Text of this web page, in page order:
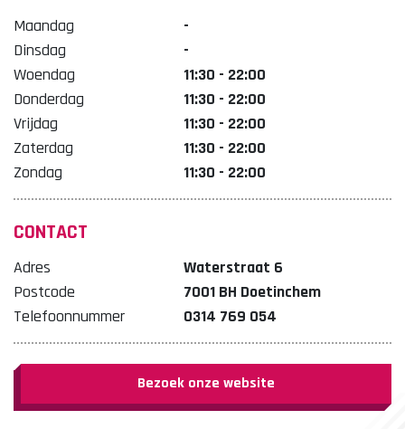
Maandag
-
Dinsdag
-
Woendag
11:30 - 22:00
Donderdag
11:30 - 22:00
Vrijdag
11:30 - 22:00
Zaterdag
11:30 - 22:00
Zondag
11:30 - 22:00
CONTACT
Adres
Waterstraat 6
Postcode
7001 BH Doetinchem
Telefoonnummer
0314 769 054
Bezoek onze website